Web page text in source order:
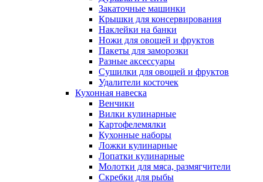
Закаточные машинки
Крышки для консервирования
Наклейки на банки
Ножи для овощей и фруктов
Пакеты для заморозки
Разные аксессуары
Сушилки для овощей и фруктов
Удалители косточек
Кухонная навеска
Венчики
Вилки кулинарные
Картофелемялки
Кухонные наборы
Ложки кулинарные
Лопатки кулинарные
Молотки для мяса, размягчители
Скребки для рыбы